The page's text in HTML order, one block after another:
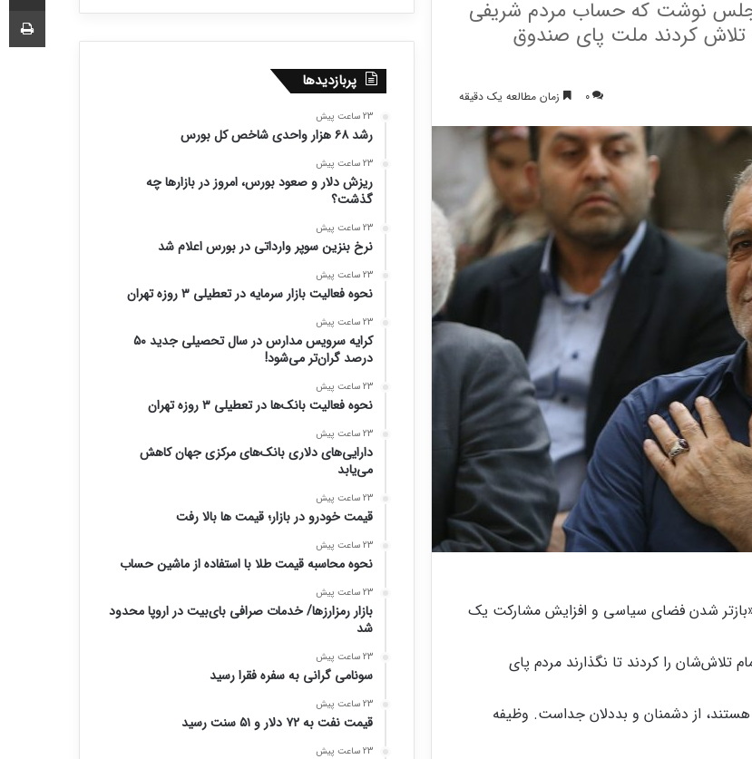
مجلس نوشت که حساب مردم شریفی
تلاش کردند ملت پای صندوق
0 زمان مطالعه یک دقیقه
شدن فضای سیاسی و افزایش مشارکت یک
تلاش‌شان را کردند تا نگذارند مردم پای
از دشمنان و بددلان جداست. وظیفه
پربازدیدها
23 ساعت پیش
رشد ۶۸ هزار واحدی شاخص کل بورس
23 ساعت پیش
ریزش دلار و صعود بورس، امروز در بازارها چه
گذشت؟
23 ساعت پیش
نرخ بنزین سوپر وارداتی در بورس اعلام شد
23 ساعت پیش
نحوه فعالیت بازار سرمایه در تعطیلی ۳ روزه تهران
23 ساعت پیش
کرایه سرویس مدارس در سال تحصیلی جدید ۵۰
درصد گران‌تر می‌شود!
23 ساعت پیش
نحوه فعالیت بانک‌ها در تعطیلی ۳ روزه تهران
23 ساعت پیش
دارایی‌های دلاری بانک‌های مرکزی جهان کاهش
می‌یابد
23 ساعت پیش
قیمت خودرو در بازار؛ قیمت ها بالا رفت
23 ساعت پیش
نحوه محاسبه قیمت طلا با استفاده از ماشین حساب
23 ساعت پیش
بازار رمزارزها/ خدمات صرافی بای‌بیت در اروپا محدود
شد
23 ساعت پیش
سونامی گرانی به سفره فقرا رسید
23 ساعت پیش
قیمت نفت به ۷۲ دلار و ۵۱ سنت رسید
23 ساعت پیش